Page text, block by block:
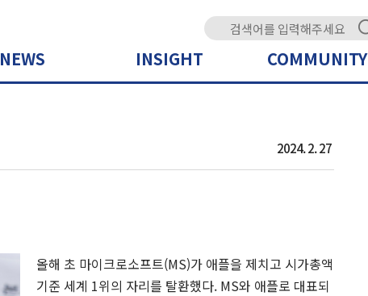
NEWS INSIGHT COMMUNITY
2024. 2. 27
올해 초 마이크로소프트(MS)가 애플을 제치고 시가총액
기준 세계 1위의 자리를 탈환했다. MS와 애플로 대표되